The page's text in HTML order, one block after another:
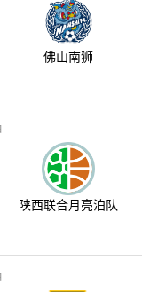
佛山南狮
陕西联合月亮泊队